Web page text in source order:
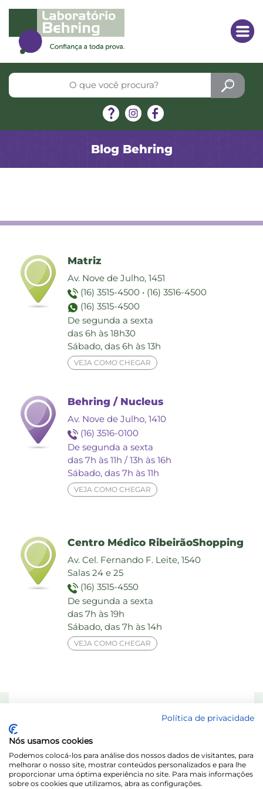
Blog Behring
Matriz
Av. Nove de Julho, 1451
(16) 3515-4500 • (16) 3516-4500
(16) 3515-4500
De segunda a sexta
das 6h às 18h30
Sábado, das 6h às 13h
VEJA COMO CHEGAR
Behring / Nucleus
Av. Nove de Julho, 1410
(16) 3516-0100
De segunda a sexta
das 7h às 11h / 13h às 16h
Sábado, das 7h às 11h
VEJA COMO CHEGAR
Centro Médico RibeirãoShopping
Av. Cel. Fernando F. Leite, 1540
Salas 24 e 25
(16) 3515-4550
De segunda a sexta
das 7h às 19h
Sábado, das 7h às 14h
VEJA COMO CHEGAR
Responsável Técnico: Dra. Maria das Graças Elias de Assis - CRF 8713-SP
Laboratório Behring de Análises Clínicas Ltda.
Política de privacidade
Nós usamos cookies
Podemos colocá-los para análise dos nossos dados de visitantes, para
melhorar o nosso site, mostrar conteúdos personalizados e para lhe
proporcionar uma óptima experiência no site. Para mais informações
sobre os cookies que utilizamos, abra as configurações.